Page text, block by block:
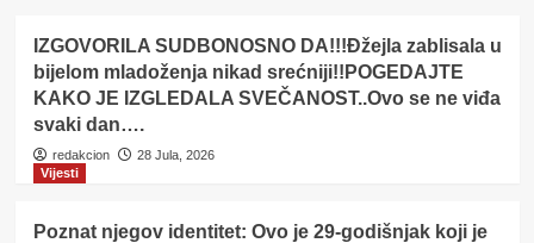
IZGOVORILA SUDBONOSNO DA!!!Đžejla zablisala u
bijelom mladoženja nikad srećniji!!POGEDAJTE
KAKO JE IZGLEDALA SVEČANOST..Ovo se ne viđa
svaki dan….
redakcion
28 Jula, 2026
Vijesti
Poznat njegov identitet: Ovo je 29-godišnjak koji je